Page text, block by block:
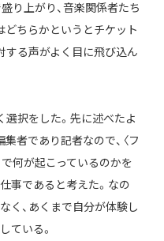
り上がり、音楽関係者たち
どちらかというとチケット
する声がよく目に飛び込ん
選択をした。先に述べたよ
者であり記者なので、〈フ
何が起こっているのかを
事であると考えた。なの
く、あくまで自分が体験し
ている。